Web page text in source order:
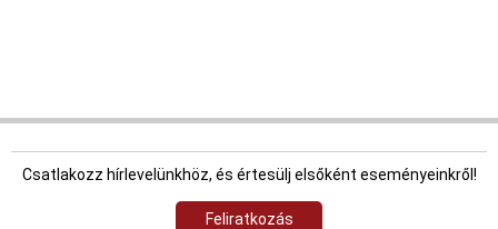
Csatlakozz hírlevelünkhöz, és értesülj elsőként eseményeinkről!
Feliratkozás